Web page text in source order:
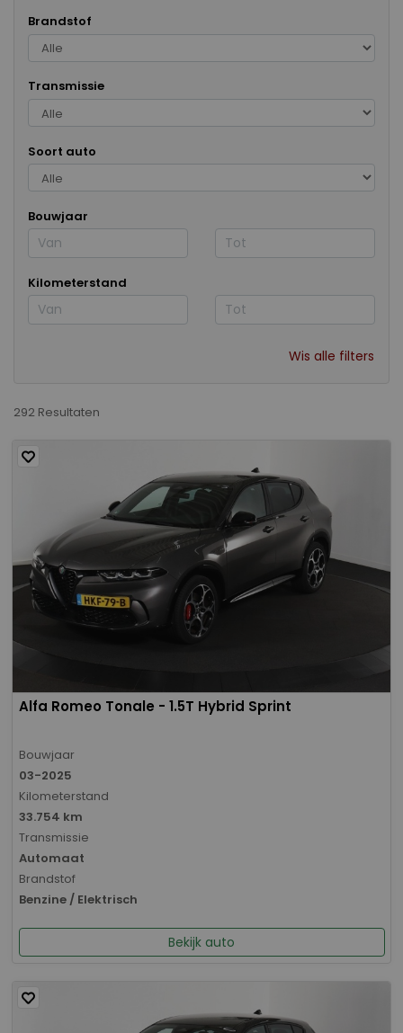
Brandstof
Transmissie
Soort auto
Bouwjaar
Kilometerstand
Wis alle filters
292 Resultaten
Alfa Romeo Tonale - 1.5T Hybrid Sprint
Bouwjaar
03-2025
Kilometerstand
33.754 km
Transmissie
Automaat
Brandstof
Benzine / Elektrisch
Bekijk auto